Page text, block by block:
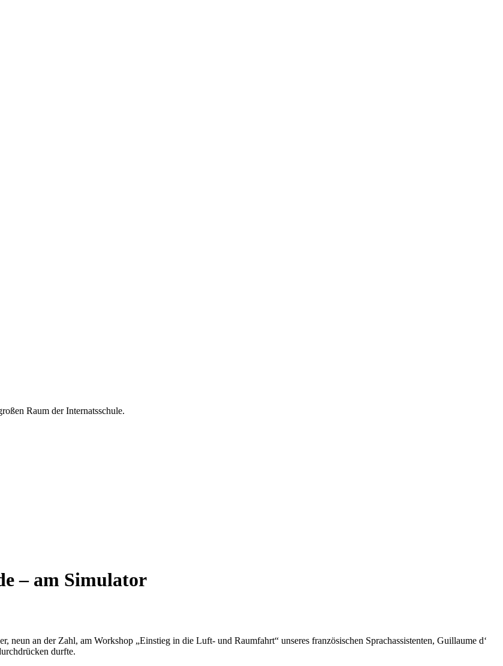
– am Simulator
neun an der Zahl, am Workshop „Einstieg in die Luft- und Raumfahrt“ unseres französischen Sprachassistenten, Guillaume d‘
durfte.